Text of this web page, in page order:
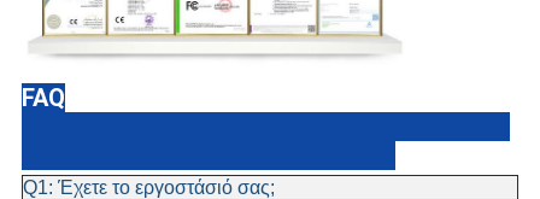
FAQ
Q1: Έχετε το εργοστάσιό σας;